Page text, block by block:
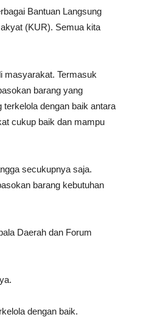
Bantuan Langsung
(KUR). Semua kita
masyarakat. Termasuk
barang yang
dengan baik antara
cukup baik dan mampu
secukupnya saja.
barang kebutuhan
Daerah dan Forum
dengan baik.